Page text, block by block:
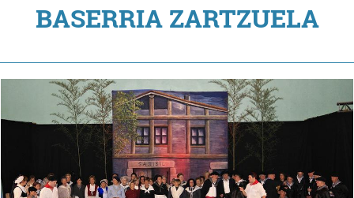
BASERRIA ZARTZUELA